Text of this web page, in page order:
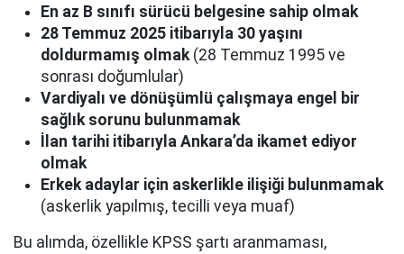
En az B sınıfı sürücü belgesine sahip olmak
28 Temmuz 2025 itibarıyla 30 yaşını
doldurmamış olmak(28 Temmuz 1995 ve
sonrası doğumlular)
Vardiyalı ve dönüşümlü çalışmaya engel bir
sağlık sorunu bulunmamak
İlan tarihi itibarıyla Ankara’da ikamet ediyor
olmak
Erkek adaylar için askerlikle ilişiği bulunmamak
(askerlik yapılmış, tecilli veya muaf)
Bu alımda, özellikle KPSS şartı aranmaması,